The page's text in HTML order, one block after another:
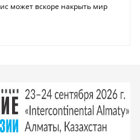
может вскоре накрыть мир